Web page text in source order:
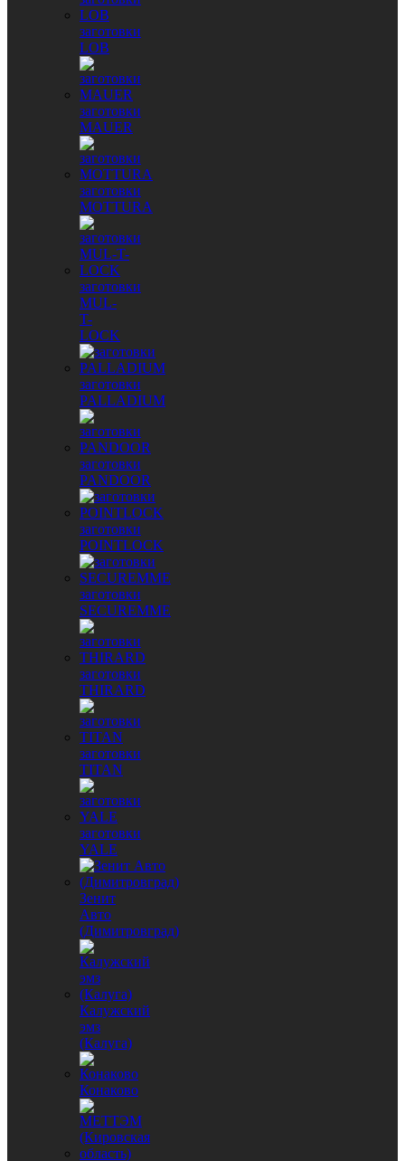
заготовки
LOB
заготовки
MAUER
заготовки
MOTTURA
заготовки
MUL-
T-
LOCK
заготовки
PALLADIUM
заготовки
PANDOOR
заготовки
POINTLOCK
заготовки
SECUREMME
заготовки
THIRARD
заготовки
TITAN
заготовки
YALE
Зенит
Авто
(Димитровград)
Калужский
эмз
(Калуга)
Конаково